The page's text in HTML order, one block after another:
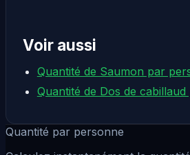
Voir aussi
Quantité de Saumon par
Quantité de Dos de
Quantité par personne